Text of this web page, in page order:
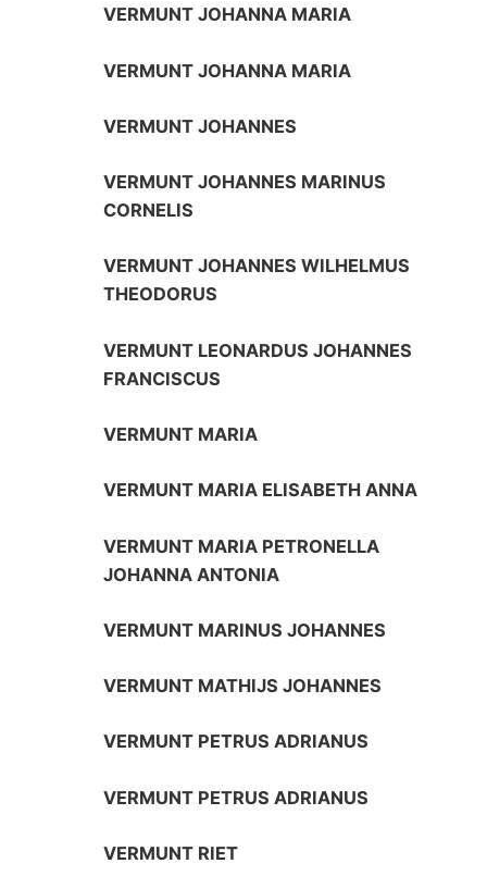
VERMUNT JOHANNA MARIA
VERMUNT JOHANNA MARIA
VERMUNT JOHANNES
VERMUNT JOHANNES MARINUS
CORNELIS
VERMUNT JOHANNES WILHELMUS
THEODORUS
VERMUNT LEONARDUS JOHANNES
FRANCISCUS
VERMUNT MARIA
VERMUNT MARIA ELISABETH ANNA
VERMUNT MARIA PETRONELLA
JOHANNA ANTONIA
VERMUNT MARINUS JOHANNES
VERMUNT MATHIJS JOHANNES
VERMUNT PETRUS ADRIANUS
VERMUNT PETRUS ADRIANUS
VERMUNT RIET